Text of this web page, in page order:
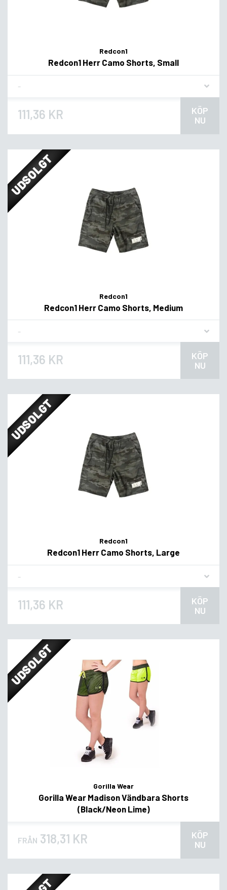
Redcon1
Redcon1 Herr Camo Shorts, Small
111,36 KR
KÖP
NU
UDSOLGT
Redcon1
Redcon1 Herr Camo Shorts, Medium
111,36 KR
KÖP
NU
UDSOLGT
Redcon1
Redcon1 Herr Camo Shorts, Large
111,36 KR
KÖP
NU
UDSOLGT
Gorilla Wear
Gorilla Wear Madison Vändbara Shorts
(Black/Neon Lime)
FRÅN 318,31 KR
KÖP
NU